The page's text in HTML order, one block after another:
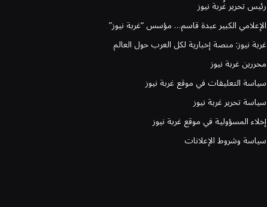
رئيس تحرير غُربة نيوز
الإعلامي الكبير عبدة قاسم… مؤسس “غربة نيوز”
غربة نيوز: منصة إخبارية لكل العرب حول العالم
محررين غربة نيوز
سياسة التعليقات في موقع غربة نيوز
سياسة تحرير غربة نيوز
إخلاء المسؤولية في موقع غربة نيوز
سياسة وشروط الإعلانات